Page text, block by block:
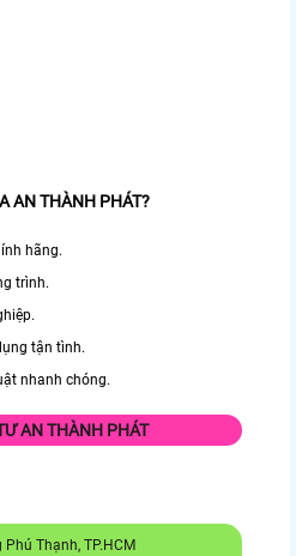
AN THÀNH PHÁT?
hãng.
trình.
tận tình.
nhanh chóng.
AN THÀNH PHÁT
Thạnh, TP.HCM